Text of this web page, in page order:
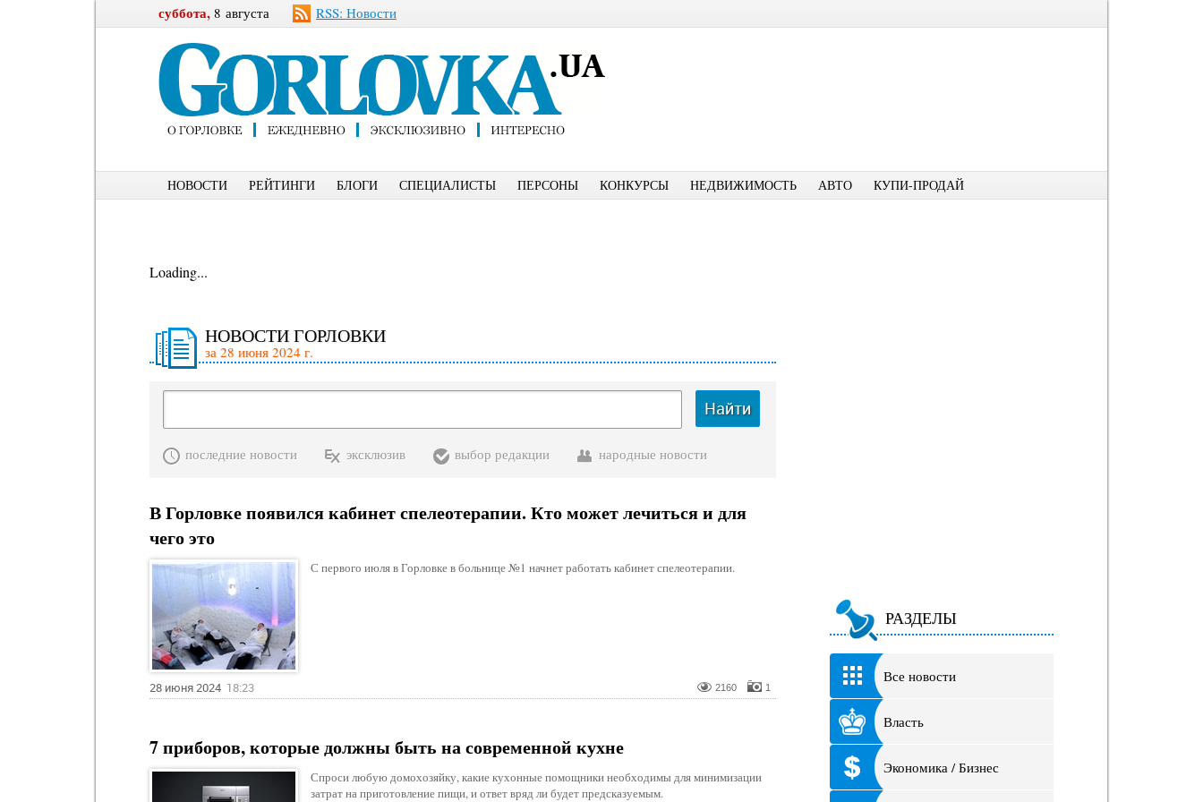
суббота, 8 августа RSS: Новости
НОВОСТИ РЕЙТИНГИ БЛОГИ СПЕЦИАЛИСТЫ ПЕРСОНЫ КОНКУРСЫ НЕДВИЖИМОСТЬ АВТО КУПИ-ПРОДАЙ
Loading...
НОВОСТИ ГОРЛОВКИ
за 28 июня 2024 г.
Найти
последние новости эксклюзив выбор редакции народные новости
В Горловке появился кабинет спелеотерапии. Кто может лечиться и для
чего это
С первого июля в Горловке в больнице №1 начнет работать кабинет спелеотерапии.
28 июня 2024 18:23 2160 1
7 приборов, которые должны быть на современной кухне
Спроси любую домохозяйку, какие кухонные помощники необходимы для минимизации
затрат на приготовление пищи, и ответ вряд ли будет предсказуемым.
РАЗДЕЛЫ
Все новости
Власть
Экономика / Бизнес